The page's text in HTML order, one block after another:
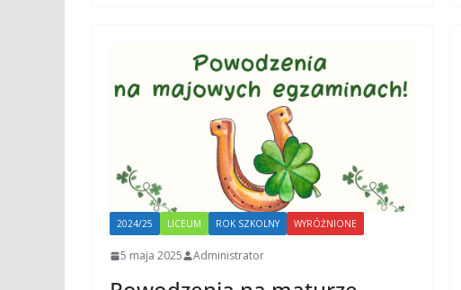
2024/25 LICEUM ROK SZKOLNY WYRÓŻNIONE
5 maja 2025 Administrator